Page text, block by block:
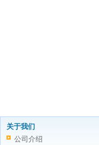
关于我们
公司介绍